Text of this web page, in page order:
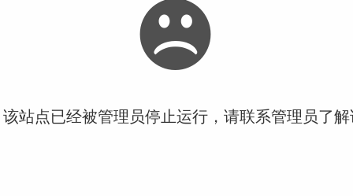
站点已经被管理员停止运行，请联系管理员了